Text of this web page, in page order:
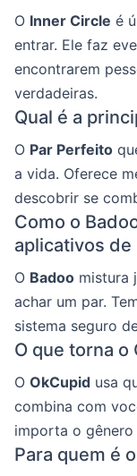
O Inner Circle é
entrar. Ele faz
encontrarem
verdadeiras.
Qual é a
O Par Perfeito
a vida. Oferece
descobrir se
Como o
aplicativos de
O Badoo mistura
achar um par.
sistema seguro
O que torna o
O OkCupid usa
combina com
importa o gênero
Para quem é